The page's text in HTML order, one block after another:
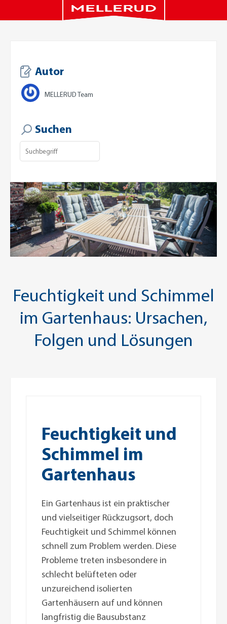
Autor
MELLERUD Team
Suchen
Feuchtigkeit und Schimmel
im Gartenhaus: Ursachen,
Folgen und Lösungen
Feuchtigkeit und
Schimmel im
Gartenhaus
Ein Gartenhaus ist ein praktischer
und vielseitiger Rückzugsort, doch
Feuchtigkeit und Schimmel können
schnell zum Problem werden. Diese
Probleme treten insbesondere in
schlecht belüfteten oder
unzureichend isolierten
Gartenhäusern auf und können
langfristig die Bausubstanz